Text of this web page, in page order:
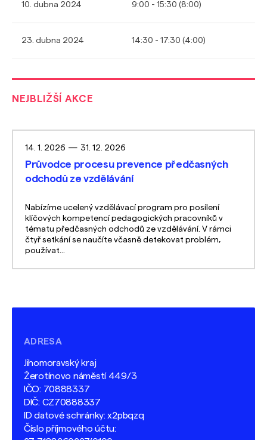
10. dubna 2024 9:00 - 15:30 (8:00)
23. dubna 2024 14:30 - 17:30 (4:00)
NEJBLIŽŠÍ AKCE
14. 1. 2026 — 31. 12. 2026
Průvodce procesu prevence předčasných
odchodů ze vzdělávání
Nabízíme ucelený vzdělávací program pro posílení
klíčových kompetencí pedagogických pracovníků v
tématu předčasných odchodů ze vzdělávání. V rámci
čtyř setkání se naučíte včasně detekovat problém,
používat...
ADRESA
Jihomoravský kraj
Žerotínovo náměstí 449/3
IČO: 70888337
DIČ: CZ70888337
ID datové schránky: x2pbqzq
Číslo příjmového účtu: